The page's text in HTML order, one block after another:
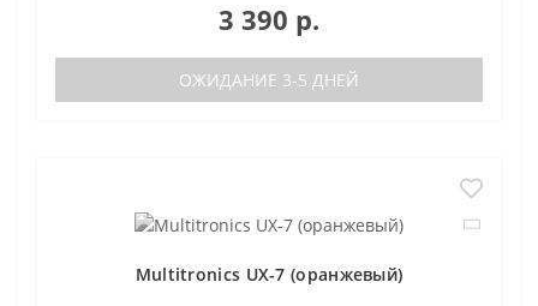
3 390 р.
ОЖИДАНИЕ 3-5 ДНЕЙ
Multitronics UX-7 (оранжевый)